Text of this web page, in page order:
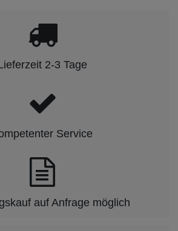
2-3 Tage
Service
auf Anfrage möglich